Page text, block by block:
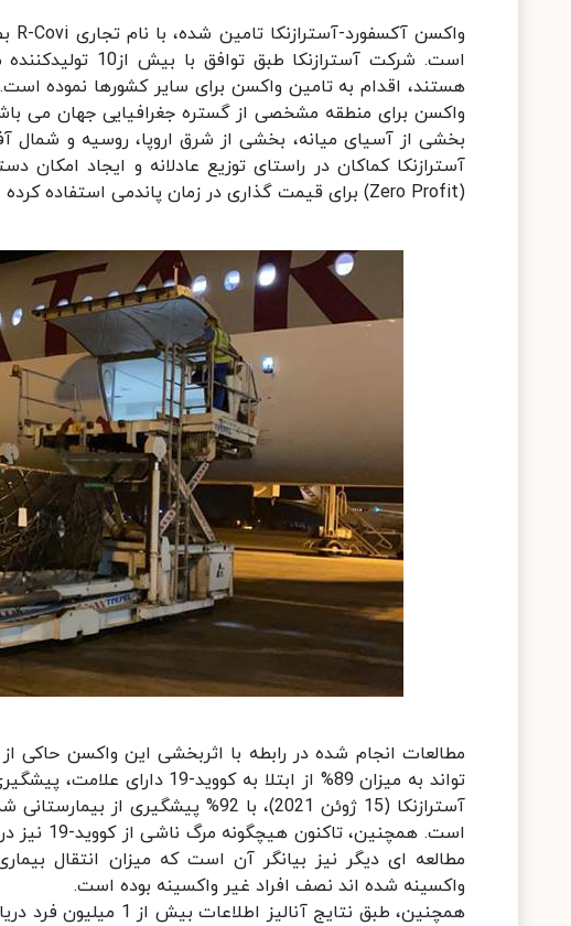
است. شرکت
هستند، اقدام به تامین واکسن برای سایر کشورها نموده
واکسن برای منطقه مشخصی از گستره جغرافیایی جهان می
آسترازنکا کماکان در راستای توزیع عادلانه و ایجاد
(Zero Profit) برای قیمت گذاری در زمان پاندمی استفاده کرده است.
مطالعات انجام شده در رابطه با اثربخشی این واکسن حاکی
تواند به میزان 89% از ابتلا
آسترازنکا (15 ژوئن 2021)، با 92%
است.
مطالعه ای دیگر نیز بیانگر آن است که میزان انتقال
واکسینه شده اند نصف افراد غیر واکسینه بوده است.
همچنین، طبق نتایج